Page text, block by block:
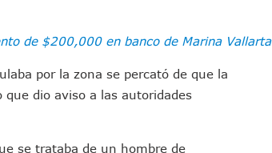
Juan Carlos Castro
Homicidio De Carlos Manzo
Del Fauno”, A Los 62 Años
Del Hospital 42 De Puerto Vallarta
de $200,000 en banco de Marina Vallarta
por la zona se percató de que la
dio aviso a las autoridades
se trataba de un hombre de